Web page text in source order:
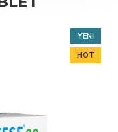
YENI
HOT